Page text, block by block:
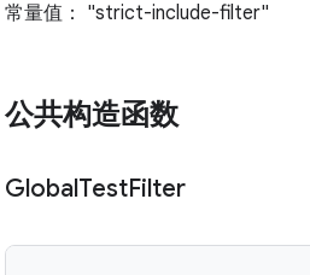
常量值： "strict-include-filter"
公共构造函数
GlobalTestFilter